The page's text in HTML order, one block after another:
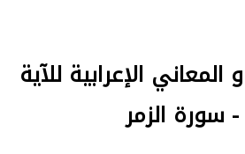
المعاني الإعرابية للآية